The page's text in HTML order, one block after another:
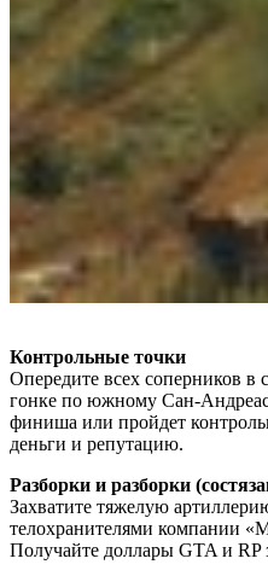
Контрольные точки
Опередите всех соперников
гонке по южному Сан-
финиша или пройдет
деньги и репутацию.
Разборки и разборки
Захватите тяжелую
телохранителями компании
Получайте доллары GTA и RP